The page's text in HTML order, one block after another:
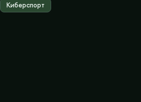
Киберспорт